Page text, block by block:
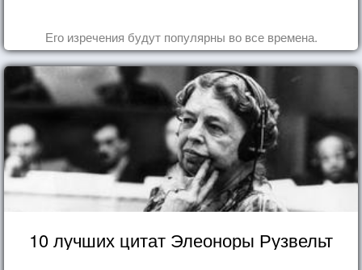
Его изречения будут популярны во все времена.
10 лучших цитат Элеоноры Рузвельт